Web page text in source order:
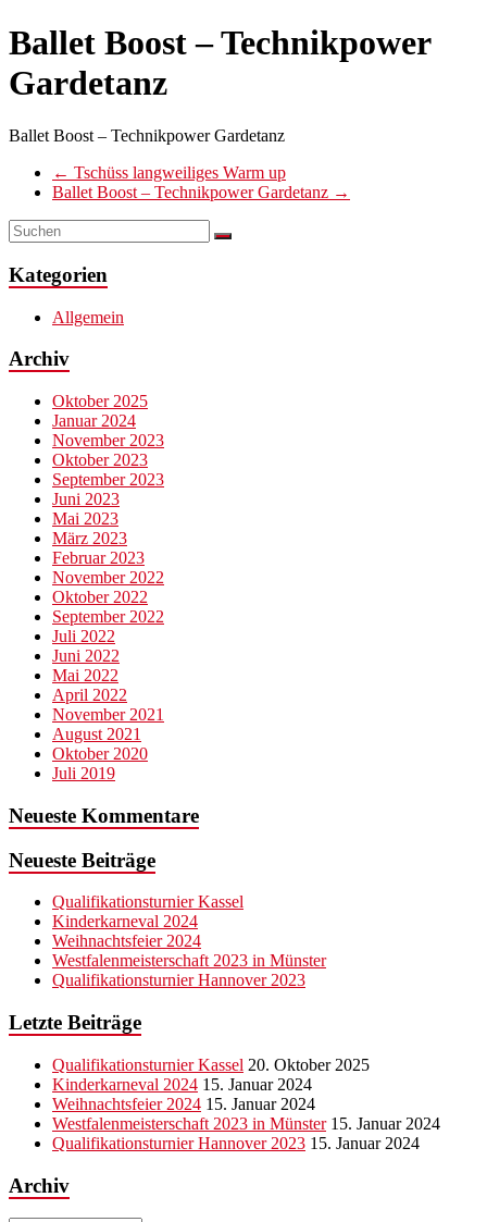
Ballet Boost – Technikpower
Gardetanz
Ballet Boost – Technikpower Gardetanz
← Tschüss langweiliges Warm up
Ballet Boost – Technikpower Gardetanz →
Kategorien
Allgemein
Archiv
Oktober 2025
Januar 2024
November 2023
Oktober 2023
September 2023
Juni 2023
Mai 2023
März 2023
Februar 2023
November 2022
Oktober 2022
September 2022
Juli 2022
Juni 2022
Mai 2022
April 2022
November 2021
August 2021
Oktober 2020
Juli 2019
Neueste Kommentare
Neueste Beiträge
Qualifikationsturnier Kassel
Kinderkarneval 2024
Weihnachtsfeier 2024
Westfalenmeisterschaft 2023 in Münster
Qualifikationsturnier Hannover 2023
Letzte Beiträge
Qualifikationsturnier Kassel 20. Oktober 2025
Kinderkarneval 2024 15. Januar 2024
Weihnachtsfeier 2024 15. Januar 2024
Westfalenmeisterschaft 2023 in Münster 15. Januar 2024
Qualifikationsturnier Hannover 2023 15. Januar 2024
Archiv